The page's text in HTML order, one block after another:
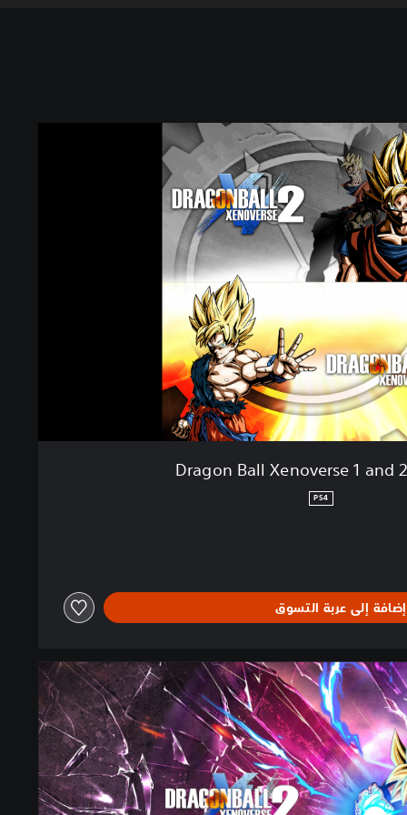
Dragon Ball Xenoverse 1 and
PS4
إضافة إلى عربة التسوق